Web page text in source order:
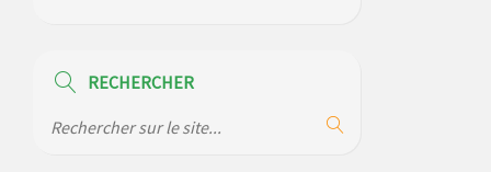
Communauté Janvier à Juin
RECHERCHER